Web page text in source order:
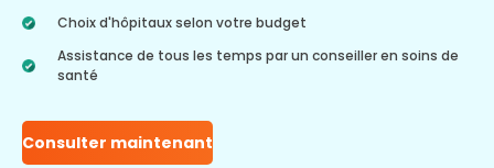
Choix d'hôpitaux selon votre budget
Assistance de tous les temps par un conseiller en soins de
santé
Consulter maintenant